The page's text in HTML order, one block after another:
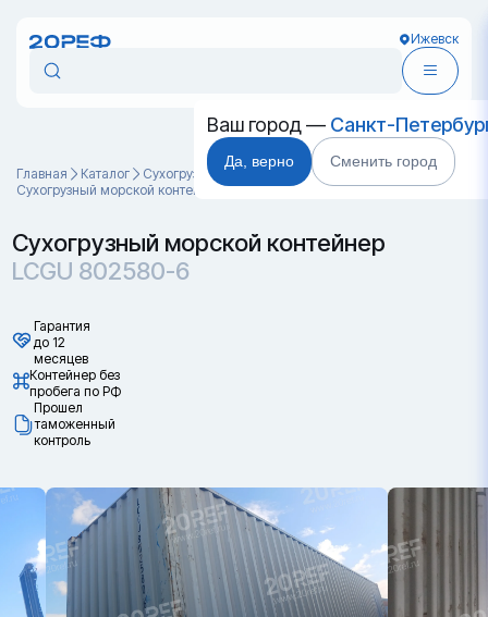
Ижевск
Ваш город — Санкт-
Да, верно Сменить город
Главная Каталог
Cухогрузные морские контейнеры
Сухогрузный морской контейнер LCGU 802580-6
Сухогрузный морской контейнер
LCGU 802580-6
Гарантия
до 12
месяцев
Контейнер без
пробега по РФ
Прошел
таможенный
контроль